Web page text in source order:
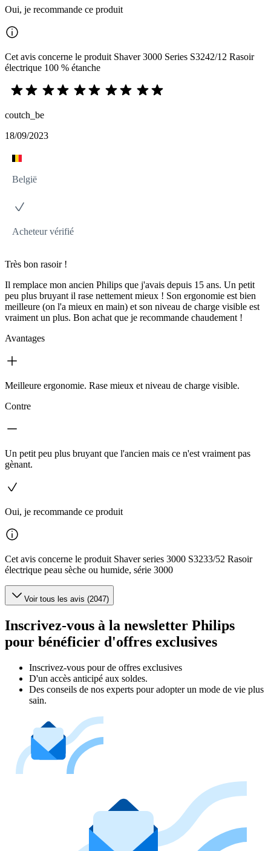
Oui, je recommande ce produit
Cet avis concerne le produit Shaver 3000 Series S3242/12 Rasoir
électrique 100 % étanche
coutch_be
18/09/2023
België
Acheteur vérifié
Très bon rasoir !
Il remplace mon ancien Philips que j'avais depuis 15 ans. Un petit
peu plus bruyant il rase nettement mieux ! Son ergonomie est bien
meilleure (on l'a mieux en main) et son niveau de charge visible est
vraiment un plus. Bon achat que je recommande chaudement !
Avantages
Meilleure ergonomie. Rase mieux et niveau de charge visible.
Contre
Un petit peu plus bruyant que l'ancien mais ce n'est vraiment pas
gènant.
Oui, je recommande ce produit
Cet avis concerne le produit Shaver series 3000 S3233/52 Rasoir
électrique peau sèche ou humide, série 3000
Voir tous les avis (2047)
Inscrivez-vous à la newsletter Philips
pour bénéficier d'offres exclusives
Inscrivez‑vous pour de offres exclusives
D'un accès anticipé aux soldes.
Des conseils de nos experts pour adopter un mode de vie plus
sain.